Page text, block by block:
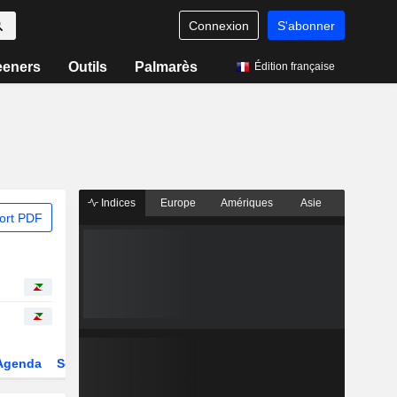
Connexion S'abonner
Outils Palmarès Édition française
PDF
Secteur
Indices Europe Amériques Asie